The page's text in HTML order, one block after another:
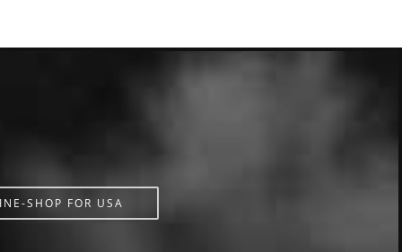
SHOP FOR USA